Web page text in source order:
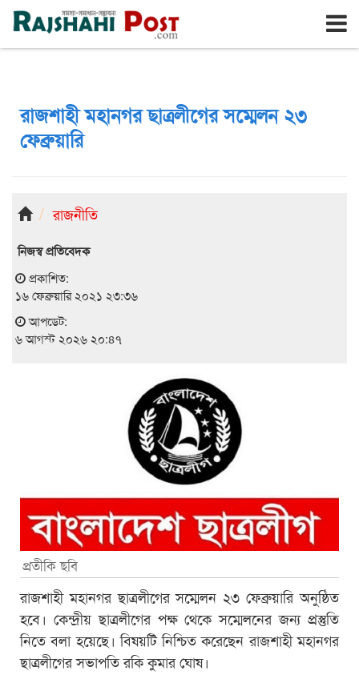
রাজশাহী বৃহঃস্পতিবার, ৬ই আগস্ট ২০২৬, ২৩শে শ্রাবণ ১৪৩৩
রাজশাহী মহানগর ছাত্রলীগের সম্মেলন ২৩
ফেব্রুয়ারি
রাজনীতি
নিজস্ব প্রতিবেদক
প্রকাশিত:
১৬ ফেব্রুয়ারি ২০২১ ২৩:৩৬
আপডেট:
৬ আগস্ট ২০২৬ ২০:৪৭
প্রতীকি ছবি
রাজশাহী মহানগর ছাত্রলীগের সম্মেলন ২৩ ফেব্রুয়ারি অনুষ্ঠিত
হবে। কেন্দ্রীয় ছাত্রলীগের পক্ষ থেকে সম্মেলনের জন্য প্রস্তুতি
নিতে বলা হয়েছে। বিষয়টি নিশ্চিত করেছেন রাজশাহী মহানগর
ছাত্রলীগের সভাপতি রকি কুমার ঘোষ।